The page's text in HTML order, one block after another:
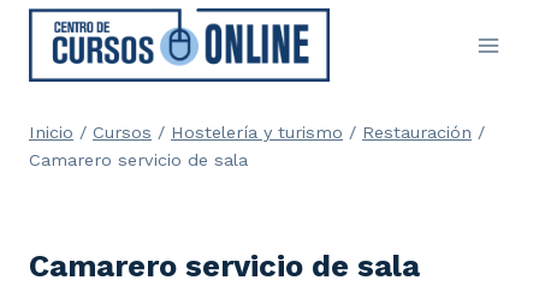
Saltar
contenido
Inicio / Cursos / Hostelería y turismo / Restauración /
Camarero servicio de sala
Camarero servicio de sala